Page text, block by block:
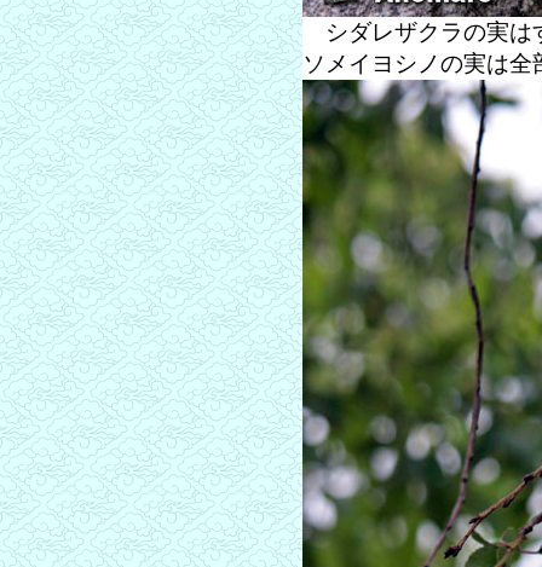
シダレザクラの実は
ソメイヨシノの実は全